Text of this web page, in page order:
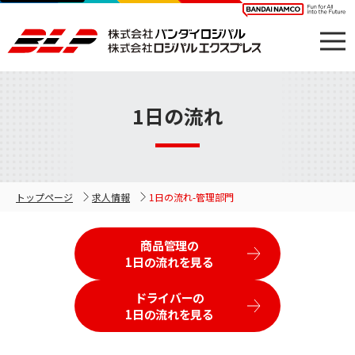
1日の流れ
トップページ 求人情報 1日の流れ-管理部門
商品管理の
1日の流れを見る
ドライバーの
1日の流れを見る